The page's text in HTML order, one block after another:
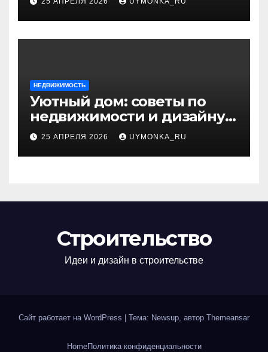
НЕДВИЖИМОСТЬ
Уютный дом: советы по
недвижимости и дизайну
интерьера
25 АПРЕЛЯ 2026 UYMONKA_RU
Строительство
Идеи и дизайн в строительстве
Сайт работает на WordPress Тема: Newsup, автор Themeansar
HomeПолитика конфиденциальности